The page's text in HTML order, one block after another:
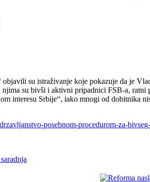
su istraživanje koje pokazuje da je
su bivši i aktivni pripadnici FSB-a,
interesu Srbije“, iako mnogi od dobitnika
posebnom-procedurom-za-